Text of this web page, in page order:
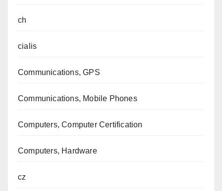
ch
cialis
Communications, GPS
Communications, Mobile Phones
Computers, Computer Certification
Computers, Hardware
cz